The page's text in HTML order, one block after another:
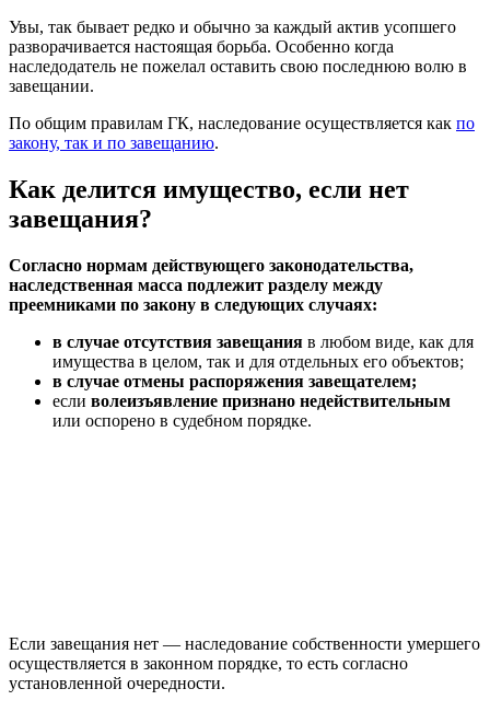
Увы, так бывает редко и обычно за каждый актив усопшего
разворачивается настоящая борьба. Особенно когда
наследодатель не пожелал оставить свою последнюю волю в
завещании.
По общим правилам ГК, наследование осуществляется как по
закону, так и по завещанию.
Как делится имущество, если нет
завещания?
Согласно нормам действующего законодательства,
наследственная масса подлежит разделу между
преемниками по закону в следующих случаях:
в случае отсутствия завещания в любом виде, как для
имущества в целом, так и для отдельных его объектов;
в случае отмены распоряжения завещателем;
если волеизъявление признано недействительным
или оспорено в судебном порядке.
Если завещания нет — наследование собственности умершего
осуществляется в законном порядке, то есть согласно
установленной очередности.